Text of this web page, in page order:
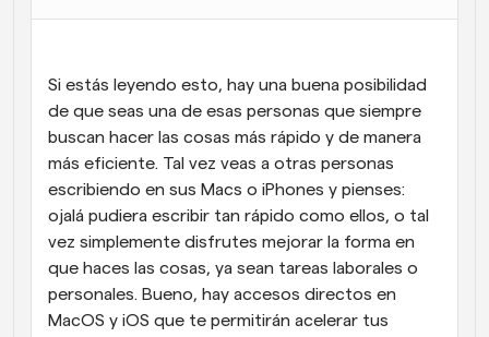
Programación potenciadda con llamadas
Mantente al día con las últimas noticias y
actualizaciones
Reuniones Instantáneas
Reúnete con clientes en minutos
Enlaces de Grupo Dinámico
Reserva reuniones de forma fluida con varias personas
Si estás leyendo esto, hay una buena posibilidad
de que seas una de esas personas que siempre
buscan hacer las cosas más rápido y de manera
más eficiente. Tal vez veas a otras personas
escribiendo en sus Macs o iPhones y pienses:
ojalá pudiera escribir tan rápido como ellos, o tal
vez simplemente disfrutes mejorar la forma en
que haces las cosas, ya sean tareas laborales o
personales. Bueno, hay accesos directos en
MacOS y iOS que te permitirán acelerar tus